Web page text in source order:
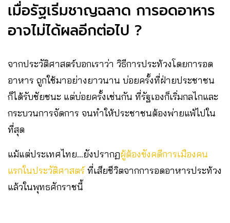
เมื่อรัฐเริ่มชาญฉลาด การอดอาหาร
อาจไม่ได้ผลอีกต่อไป ?
จากประวัติศาสตร์บอกเราว่า วิธีการประท้วงโดยการอด
อาหาร ถูกใช้มาอย่างยาวนาน บ่อยครั้งที่ฝ่ายประชาชน
ก็ได้รับชัยชนะ แต่บ่อยครั้งเช่นกัน ที่รัฐเองก็เริ่มกลไกและ
กระบวนการจัดการ จนทำให้ประชาชนต้องพ่ายแพ้ไปใน
ที่สุด
แม้แต่ประเทศไทย…ยังปรากฏผู้ต้องขังคดีการเมืองคน
แรกในประวัติศาสตร์ที่เสียชีวิตจากการอดอาหารประท้วง
แล้วในพุทธศักราชนี้